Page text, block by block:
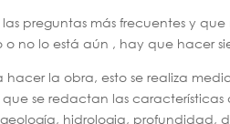
las preguntas más frecuentes y
o no lo está aún , hay que hacer
hacer la obra, esto se realiza
se redactan las
hidrologia, profundidad,